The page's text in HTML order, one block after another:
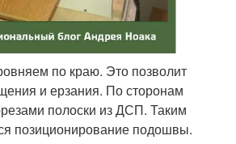
по краю. Это позволит
и ерзания. По сторонам
полоски из ДСП. Таким
позиционирование подошвы.